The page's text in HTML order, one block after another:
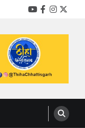
YouTube
Facebook